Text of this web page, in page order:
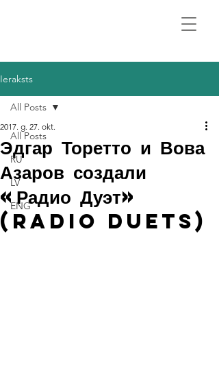
Ieraksts
All Posts
RU
LV
ENG
All Posts
Эдгар Торетто и Вова
Азаров создали
«Радио Дуэт»
(Radio Duets)
2017. g. 27. okt.